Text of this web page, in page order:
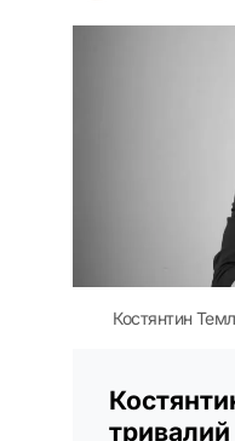
Костянтин